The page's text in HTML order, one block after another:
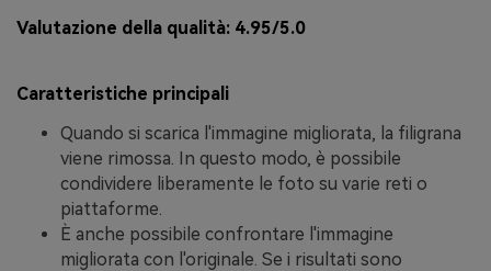
Valutazione della qualità: 4.95/5.0
Caratteristiche principali
Quando si scarica l'immagine migliorata, la filigrana
viene rimossa. In questo modo, è possibile
condividere liberamente le foto su varie reti o
piattaforme.
È anche possibile confrontare l'immagine
migliorata con l'originale. Se i risultati sono